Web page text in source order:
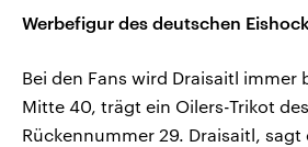
Werbefigur des deutschen
Bei den Fans wird Draisaitl immer
Mitte 40, trägt ein Oilers-Trikot
Rückennummer 29. Draisaitl, sagt